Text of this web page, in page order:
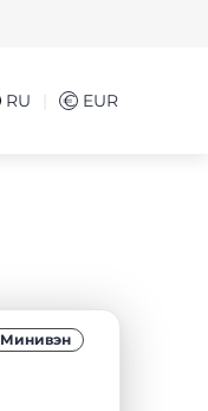
RU € EUR
Минивэн